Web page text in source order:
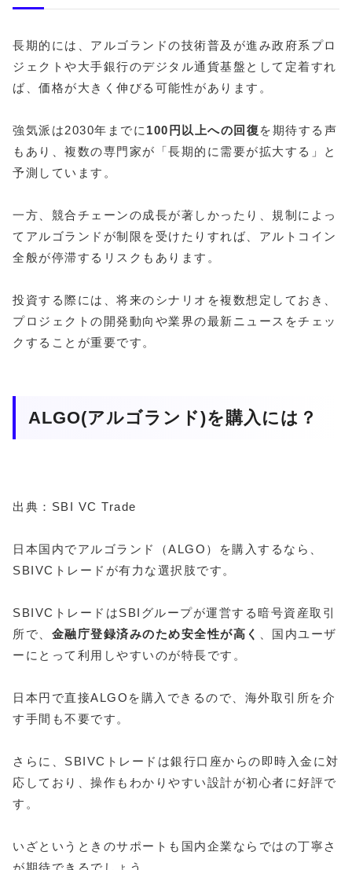
長期的には、アルゴランドの技術普及が進み政府系プロ
ジェクトや大手銀行のデジタル通貨基盤として定着すれ
ば、価格が大きく伸びる可能性があります。
強気派は2030年までに 100円以上への回復 を期待する声
もあり、複数の専門家が「長期的に需要が拡大する」と
予測しています。
一方、競合チェーンの成長が著しかったり、規制によっ
てアルゴランドが制限を受けたりすれば、アルトコイン
全般が停滞するリスクもあります。
投資する際には、将来のシナリオを複数想定しておき、
プロジェクトの開発動向や業界の最新ニュースをチェッ
クすることが重要です。
ALGO(アルゴランド)を購入には？
出典：SBI VC Trade
日本国内でアルゴランド（ALGO）を購入するなら、
SBIVCトレードが有力な選択肢です。
SBIVCトレードはSBIグループが運営する暗号資産取引
所で、 金融庁登録済みのため安全性が高く
、国内ユーザ
ーにとって利用しやすいのが特長です。
日本円で直接ALGOを購入できるので、海外取引所を介
す手間も不要です。
さらに、SBIVCトレードは銀行口座からの即時入金に対
応しており、操作もわかりやすい設計が初心者に好評で
す。
いざというときのサポートも国内企業ならではの丁寧さ
が期待できるでしょう。